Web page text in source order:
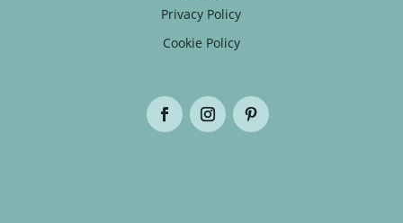
Privacy Policy
Cookie Policy